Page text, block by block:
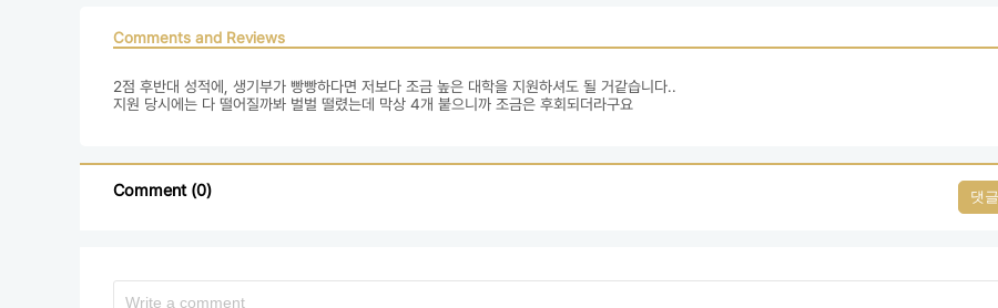
Comments and Reviews
2점 후반대 성적에, 생기부가 빵빵하다면 저보다 조금 높은 대학을 지원하셔도 될 거같습니다..
지원 당시에는 다 떨어질까봐 벌벌 떨렸는데 막상 4개 붙으니까 조금은 후회되더라구요
Comment (0) 댓